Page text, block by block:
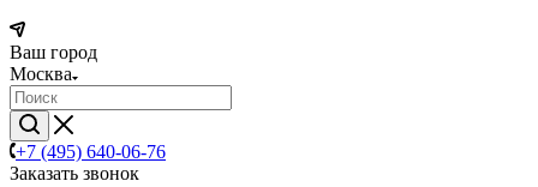
Ваш город
Москва
+7 (495) 640-06-76
Заказать звонок